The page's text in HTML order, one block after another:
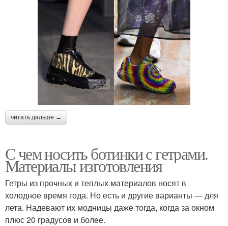
читать дальше →
С чем носить ботинки с гетрами.
Материалы изготовления
Гетры из прочных и теплых материалов носят в
холодное время года. Но есть и другие варианты — для
лета. Надевают их модницы даже тогда, когда за окном
плюс 20 градусов и более.